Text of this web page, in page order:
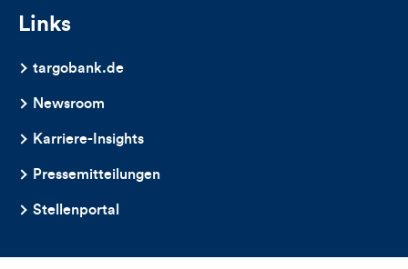
Links
targobank.de
Newsroom
Karriere-Insights
Pressemitteilungen
Stellenportal